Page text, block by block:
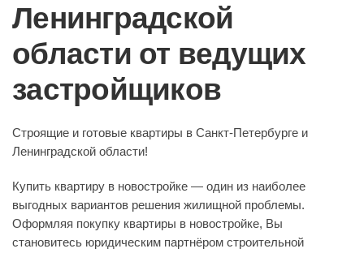
Ленинградской
области от ведущих
застройщиков
Строящие и готовые квартиры в Санкт-Петербурге и
Ленинградской области!
Купить квартиру в новостройке — один из наиболее
выгодных вариантов решения жилищной проблемы.
Оформляя покупку квартиры в новостройке, Вы
становитесь юридическим партнёром строительной